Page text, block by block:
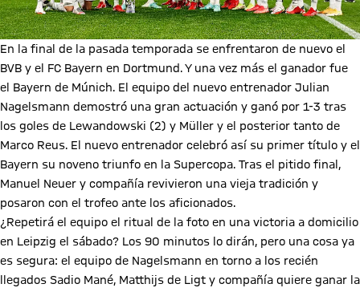
En la final de la pasada temporada se enfrentaron de nuevo el
BVB y el FC Bayern en Dortmund. Y una vez más el ganador fue
el Bayern de Múnich. El equipo del nuevo entrenador Julian
Nagelsmann demostró una gran actuación y ganó por 1-3 tras
los goles de Lewandowski (2) y Müller y el posterior tanto de
Marco Reus. El nuevo entrenador celebró así su primer título y el
Bayern su noveno triunfo en la Supercopa. Tras el pitido final,
Manuel Neuer y compañía revivieron una vieja tradición y
posaron con el trofeo ante los aficionados.
¿Repetirá el equipo el ritual de la foto en una victoria a domicilio
en Leipzig el sábado? Los 90 minutos lo dirán, pero una cosa ya
es segura: el equipo de Nagelsmann en torno a los recién
llegados Sadio Mané, Matthijs de Ligt y compañía quiere ganar la